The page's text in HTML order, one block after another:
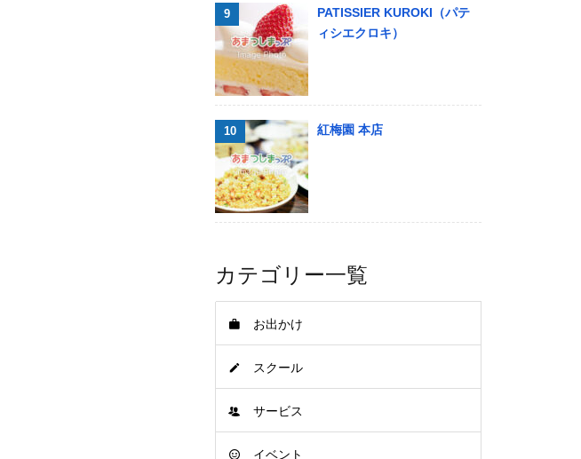
PATISSIER KUROKI（パテ
ィシエクロキ）
紅梅園 本店
カテゴリー一覧
お出かけ
スクール
サービス
イベント